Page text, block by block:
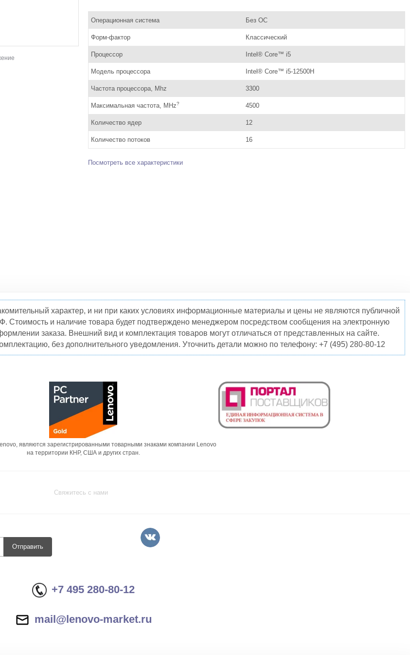
Операционная система Без ОС
Форм-фактор Классический
Процессор Intel® Core™ i5
Модель процессора Intel® Core™ i5-12500H
Частота процессора, Mhz 3300
Максимальная частота, MHz? 4500
Количество ядер 12
Количество потоков 16
Посмотреть все характеристики
характер, и ни при каких условиях информационные материалы и цены не являются публичной
и наличие товара будет подтверждено менеджером посредством сообщения на электронную
заказа. Внешний вид и комплектация товаров могут отличаться от представленных на сайте.
без дополнительного уведомления. Уточнить детали можно по телефону: +7 (495) 280-80-12
являются зарегистрированными товарными знаками компании Lenovo
на территории КНР, США и других стран.
Свяжитесь с нами
Отправить
+7 495 280-80-12
mail@lenovo-market.ru